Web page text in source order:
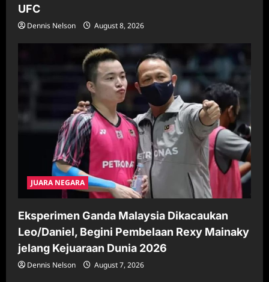
UFC
Dennis Nelson August 8, 2026
JUARA NEGARA
Eksperimen Ganda Malaysia Dikacaukan
Leo/Daniel, Begini Pembelaan Rexy Mainaky
jelang Kejuaraan Dunia 2026
Dennis Nelson August 7, 2026